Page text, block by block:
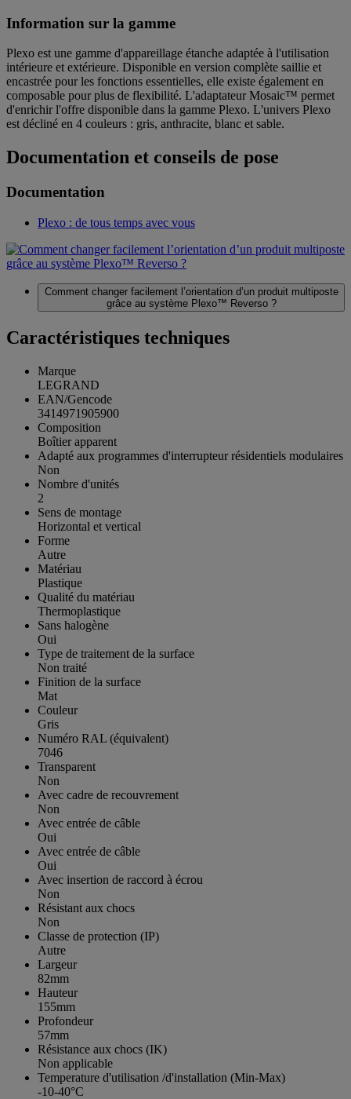
Information sur la gamme
Plexo est une gamme d'appareillage étanche adaptée à l'utilisation
intérieure et extérieure. Disponible en version complète saillie et
encastrée pour les fonctions essentielles, elle existe également en
composable pour plus de flexibilité. L'adaptateur Mosaic™ permet
d'enrichir l'offre disponible dans la gamme Plexo. L'univers Plexo
est décliné en 4 couleurs : gris, anthracite, blanc et sable.
Documentation et conseils de pose
Documentation
Plexo : de tous temps avec vous
Comment changer facilement l’orientation d’un produit multiposte
grâce au système Plexo™ Reverso ?
Caractéristiques techniques
Marque
LEGRAND
EAN/Gencode
3414971905900
Composition
Boîtier apparent
Adapté aux programmes d'interrupteur résidentiels modulaires
Non
Nombre d'unités
2
Sens de montage
Horizontal et vertical
Forme
Autre
Matériau
Plastique
Qualité du matériau
Thermoplastique
Sans halogène
Oui
Type de traitement de la surface
Non traité
Finition de la surface
Mat
Couleur
Gris
Numéro RAL (équivalent)
7046
Transparent
Non
Avec cadre de recouvrement
Non
Avec entrée de câble
Oui
Avec entrée de câble
Oui
Avec insertion de raccord à écrou
Non
Résistant aux chocs
Non
Classe de protection (IP)
Autre
Largeur
82mm
Hauteur
155mm
Profondeur
57mm
Résistance aux chocs (IK)
Non applicable
Temperature d'utilisation /d'installation (Min-Max)
-10-40°C